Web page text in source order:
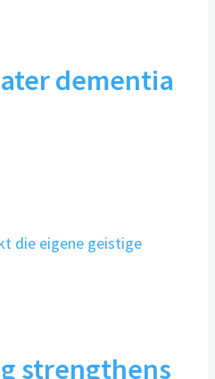
dementia
strengthens